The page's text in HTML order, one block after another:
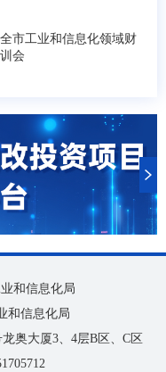
市工业和信息化领域财
会
业和信息化局
和信息化局
奥大厦3、4层B区、C区